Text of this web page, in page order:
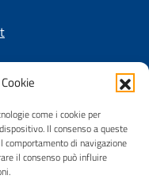
come i cookie per
Il consenso a queste
di navigazione
il consenso può influire
|